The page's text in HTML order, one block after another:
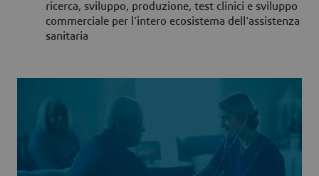
ricerca, sviluppo, produzione, test clinici e sviluppo
commerciale per l’intero ecosistema dell’assistenza
sanitaria